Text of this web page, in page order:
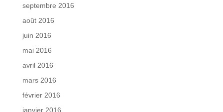
septembre 2016
août 2016
juin 2016
mai 2016
avril 2016
mars 2016
février 2016
janvier 2016